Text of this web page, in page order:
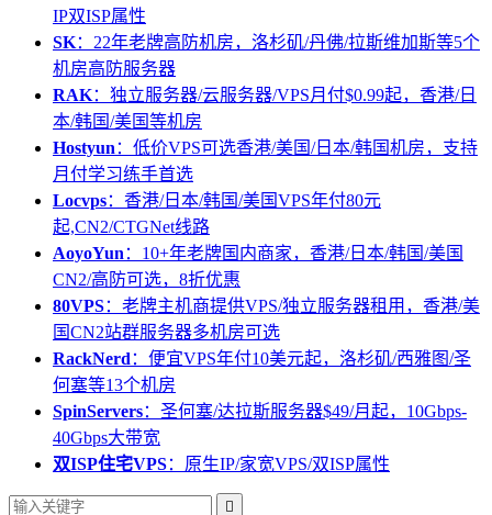
IP双ISP属性
SK：22年老牌高防机房，洛杉矶/丹佛/拉斯维加斯等5个
机房高防服务器
RAK：独立服务器/云服务器/VPS月付$0.99起，香港/日
本/韩国/美国等机房
Hostyun ：低价VPS可选香港/美国/日本/韩国机房，支持
月付学习练手首选
Locvps：香港/日本/韩国/美国VPS年付80元
起,CN2/CTGNet线路
AoyoYun ：10+年老牌国内商家，香港/日本/韩国/美国
CN2/高防可选，8折优惠
80VPS：老牌主机商提供VPS/独立服务器租用，香港/美
国CN2站群服务器多机房可选
RackNerd ：便宜VPS年付10美元起，洛杉矶/西雅图/圣
何塞等13个机房
SpinServers：圣何塞/达拉斯服务器$49/月起，10Gbps-
40Gbps大带宽
双ISP住宅VPS：原生IP/家宽VPS/双ISP属性
